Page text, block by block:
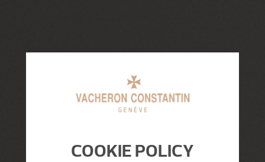
COOKIE POLICY